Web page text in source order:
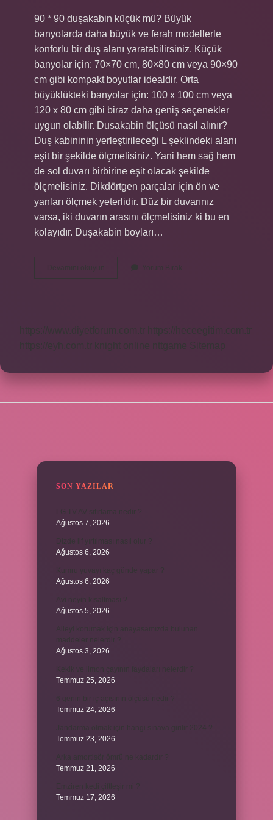
90 * 90 duşakabin küçük mü? Büyük
banyolarda daha büyük ve ferah modellerle
konforlu bir duş alanı yaratabilirsiniz. Küçük
banyolar için: 70×70 cm, 80×80 cm veya 90×90
cm gibi kompakt boyutlar idealdir. Orta
büyüklükteki banyolar için: 100 x 100 cm veya
120 x 80 cm gibi biraz daha geniş seçenekler
uygun olabilir. Dusakabin ölçüsü nasıl alınır?
Duş kabininin yerleştirileceği L şeklindeki alanı
eşit bir şekilde ölçmelisiniz. Yani hem sağ hem
de sol duvarı birbirine eşit olacak şekilde
ölçmelisiniz. Dikdörtgen parçalar için ön ve
yanları ölçmek yeterlidir. Düz bir duvarınız
varsa, iki duvarın arasını ölçmelisiniz ki bu en
kolayıdır. Duşakabin boyları…
Devamını okuyun
Duşakabin
Yorum Bırak
https://www.diyetforum.com.tr
https://heceegitim.com.tr
https://eyh.com.tr knight online nttgame Sitemap
SON YAZILAR
Ağustos 7, 2026
Ağustos 6, 2026
Ağustos 6, 2026
Ağustos 5, 2026
Ağustos 3, 2026
Temmuz 25, 2026
Temmuz 24, 2026
Temmuz 23, 2026
Temmuz 21, 2026
Temmuz 17, 2026